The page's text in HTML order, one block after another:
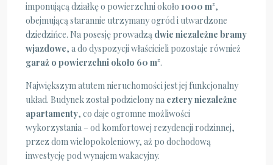
imponującą działkę o powierzchni około 1000 m²,
obejmującą starannie utrzymany ogród i utwardzone
dziedzińce. Na posesję prowadzą dwie niezależne bramy
wjazdowe, a do dyspozycji właścicieli pozostaje również
garaż o powierzchni około 60 m².
Największym atutem nieruchomości jest jej funkcjonalny
układ. Budynek został podzielony na cztery niezależne
apartamenty, co daje ogromne możliwości
wykorzystania – od komfortowej rezydencji rodzinnej,
przez dom wielopokoleniowy, aż po dochodową
inwestycję pod wynajem wakacyjny.